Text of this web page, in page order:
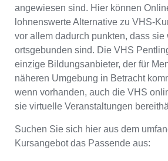
angewiesen sind. Hier können
lohnenswerte Alternative zu VHS-
vor allem dadurch punkten, dass sie
ortsgebunden sind. Die VHS
einzige Bildungsanbieter, der für
näheren Umgebung in Betracht
wenn vorhanden, auch die VHS
sie virtuelle Veranstaltungen
Suchen Sie sich hier aus dem
Kursangebot das Passende aus: